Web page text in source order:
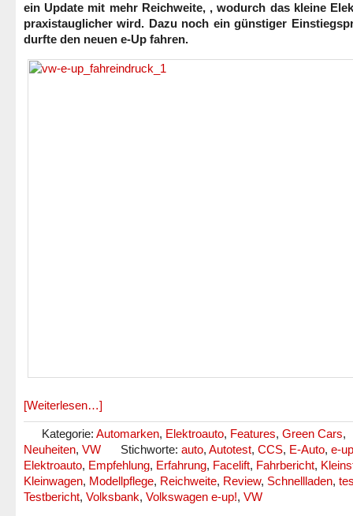
ein Update mit mehr Reichweite, , wodurch das kleine
praxistauglicher wird. Dazu noch ein günstiger
durfte den neuen e-Up fahren.
[Weiterlesen…]
Kategorie: Automarken, Elektroauto, Features, Green Cars,
Neuheiten, VW Stichworte: auto, Autotest, CCS, E-Auto, e-up
Elektroauto, Empfehlung, Erfahrung, Facelift, Fahrbericht,
Kleinwagen, Modellpflege, Reichweite, Review, Schnellladen,
Testbericht, Volksbank, Volkswagen e-up!, VW